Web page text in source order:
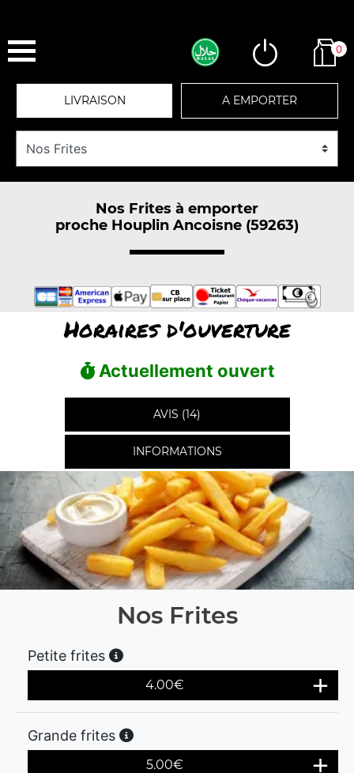
0
LIVRAISON A EMPORTER
Nos Frites à emporter
proche Houplin Ancoisne (59263)
Horaires d'ouverture
Actuellement ouvert
AVIS (14)
INFORMATIONS
Nos Frites
Petite frites
4.00€
Grande frites
5.00€